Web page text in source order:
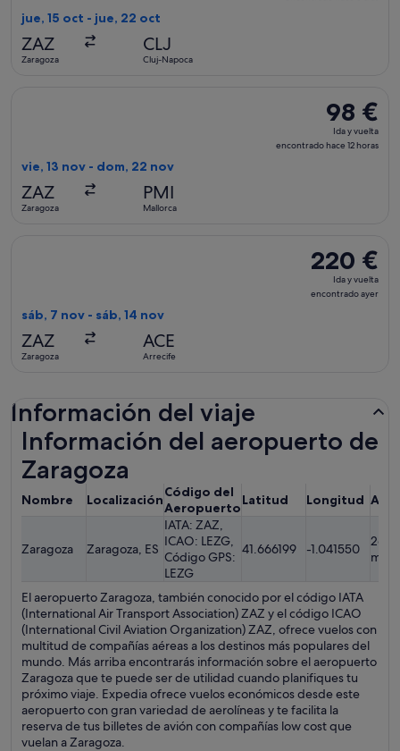
jue, 15 oct - jue, 22 oct
ZAZ
Zaragoza
CLJ
Cluj-Napoca
98 €
Ida
y
98 €
Ida y vuelta
encontrado hace 12 horas
vie, 13 nov - dom, 22 nov
ZAZ
Zaragoza
PMI
Mallorca
220 €
Ida
y
220 €
Ida y vuelta
encontrado ayer
sáb, 7 nov - sáb, 14 nov
ZAZ
Zaragoza
ACE
Arrecife
Información del viaje
Información del aeropuerto de
Zaragoza
Nombre LocalizaciónCódigo del
AeropuertoLatitud Longitud
Zaragoza Zaragoza, ES
IATA: ZAZ,
ICAO: LEZG,
Código GPS:
LEZG
41.666199 -1.041550
El aeropuerto Zaragoza, también conocido por el código IATA
(International Air Transport Association) ZAZ y el código ICAO
(International Civil Aviation Organization) ZAZ, ofrece vuelos con
multitud de compañías aéreas a los destinos más populares del
mundo. Más arriba encontrarás información sobre el aeropuerto
Zaragoza que te puede ser de utilidad cuando planifiques tu
próximo viaje. Expedia ofrece vuelos económicos desde este
aeropuerto con gran variedad de aerolíneas y te facilita la
reserva de tus billetes de avión con compañías low cost que
vuelan a Zaragoza.